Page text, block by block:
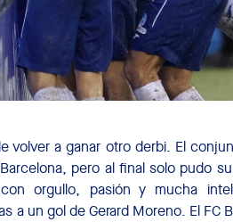
volver a ganar otro derbi. El
pero al final solo pudo
orgullo, pasión y mucha
a un gol de Gerard Moreno. El